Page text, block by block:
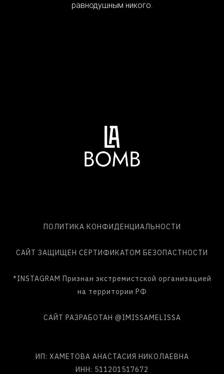
равнодушным никого.
ПОЛИТИКА КОНФИДЕНЦИАЛЬНОСТИ
САЙТ ЗАЩИЩЕН СЕРТИФИКАТОМ БЕЗОПАСТНОСТИ
*INSTAGRAM Признан экстремистской организацией
на территории РФ
САЙТ РАЗРАБОТАН @IMISSAMELISSA
ИП: ХАМЕТОВА АНАСТАСИЯ НИКОЛАЕВНА
ИНН: 511201517672